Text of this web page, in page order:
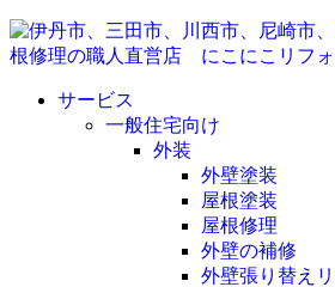
サービス
一般住宅向け
外装
外壁塗装
屋根塗装
屋根修理
外壁の補修
外壁張り替え